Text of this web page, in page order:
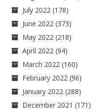
July 2022 (178)
June 2022 (373)
May 2022 (218)
April 2022 (94)
March 2022 (160)
February 2022 (96)
January 2022 (288)
December 2021 (171)